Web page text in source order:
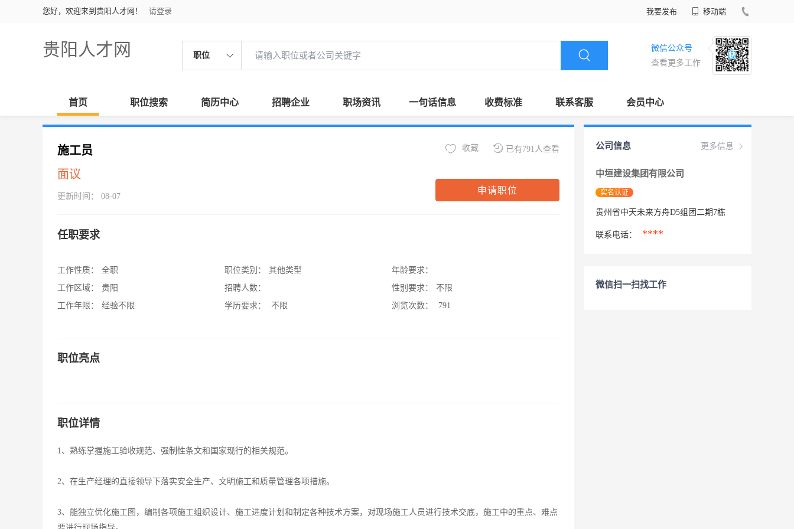
您好，欢迎来到贵阳人才网！ 请登录 我要发布 移动端
贵阳人才网 职位
微信公众号
查看更多工作
首页 职位搜索 简历中心 招聘企业 职场资讯 一句话信息 收费标准 联系客服 会员中心
施工员
面议
更新时间： 08-07
已有791人查看
收藏
申请职位
任职要求
工作性质：
全职
工作区域：
贵阳
工作年限：
经验不限
职位类别：
其他类型
招聘人数：
学历要求：
不限
年龄要求：
性别要求：
不限
浏览次数：
791
职位亮点
职位详情
1、熟练掌握施工验收规范、强制性条文和国家现行的相关规范。
2、在生产经理的直接领导下落实安全生产、文明施工和质量管理各项措施。
3、能独立优化施工图，编制各项施工组织设计、施工进度计划和制定各种技术方案，对现场施工人员进行技术交底，施工中的重点、难点
更多信息
公司信息
中垣建设集团有限公司
实名认证
贵州省中天未来方舟D5组团二期7栋
联系电话： ****
微信扫一扫找工作